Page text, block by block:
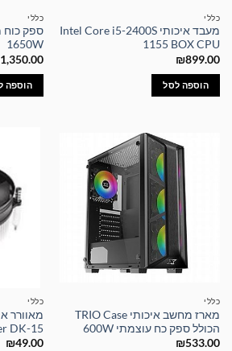
כללי
מעבד איכותי Intel Core i5-2400S
1155 BOX CPU
₪899.00
הוספה לסל
כללי
1650W
1,350.00
הוספה
כללי
מארז מחשב איכותי TRIO Case
הכולל ספק כח עוצמתי 600W
₪533.00
כללי
DK-15
₪49.00